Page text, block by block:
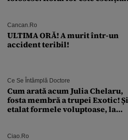
Cancan.ro
ULTIMA ORĂ! A murit într-un
accident teribil!
Ce Se Întâmplă Doctore
Cum arată acum Julia Chelaru,
fosta membră a trupei Exotic! Și-a
etalat formele voluptoase, la
Ciao.ro